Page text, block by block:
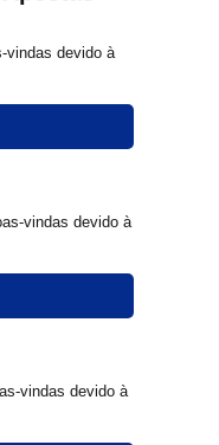
vindas devido à
vindas devido à
vindas devido à